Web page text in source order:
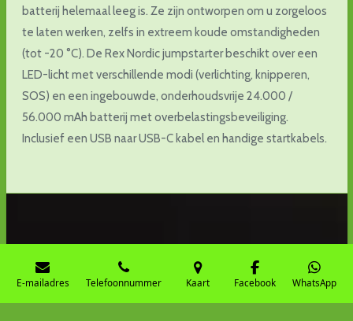
batterij helemaal leeg is. Ze zijn ontworpen om u zorgeloos
te laten werken, zelfs in extreem koude omstandigheden
(tot -20 °C). De Rex Nordic jumpstarter beschikt over een
LED-licht met verschillende modi (verlichting, knipperen,
SOS) en een ingebouwde, onderhoudsvrije 24.000 /
56.000 mAh batterij met overbelastingsbeveiliging.
Inclusief een USB naar USB-C kabel en handige startkabels.
E-mailadres Telefoonnummer Kaart Facebook WhatsApp